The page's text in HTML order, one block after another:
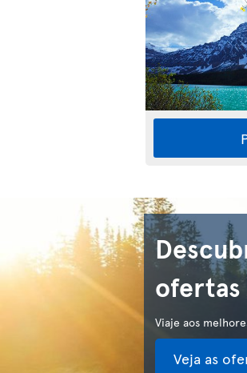
ofertas
Viaje aos
Veja as